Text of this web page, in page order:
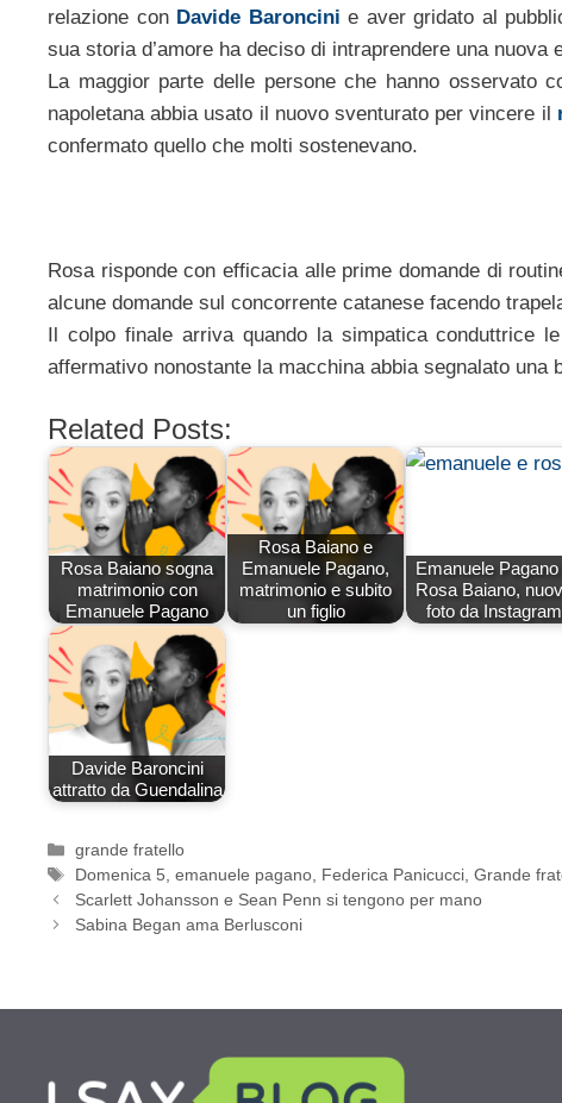
relazione con Davide Baroncini e aver gridato al
sua storia d’amore ha deciso di intraprendere una nuova
La maggior parte delle persone che hanno osservato
napoletana abbia usato il nuovo sventurato per vincere il
confermato quello che molti sostenevano.
Rosa risponde con efficacia alle prime domande di
alcune domande sul concorrente catanese facendo
Il colpo finale arriva quando la simpatica conduttrice le
affermativo nonostante la macchina abbia segnalato una
Related Posts:
Rosa Baiano sogna
matrimonio con
Emanuele Pagano
Rosa Baiano e
Emanuele Pagano,
matrimonio e subito
un figlio
Emanuele Pagano
Rosa Baiano,
foto da Instagram
Davide Baroncini
attratto da Guendalina
Categorie
grande fratello
Tag
Domenica 5,emanuele pagano, Federica Panicucci,Grande
Scarlett Johansson e Sean Penn si tengono per mano
Sabina Began ama Berlusconi